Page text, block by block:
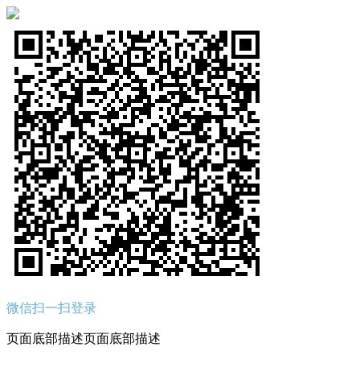
微信扫一扫登录
页面底部描述页面底部描述